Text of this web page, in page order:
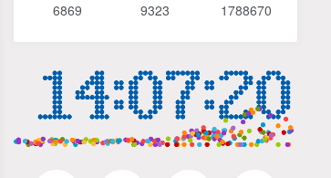
4个月前 488人已阅读
3个月前 420人已阅读
清华帅爸数学思维（抖音）|
小学+初中课程视频合集
TOP5
6869 9323 1788670